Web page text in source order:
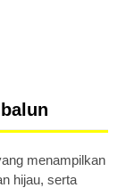
menampilkan
hijau, serta